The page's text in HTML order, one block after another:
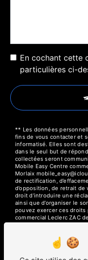
En cochant cette
particulières ci-
** Les données
fins de vous contacter et
informatisé. Elles sont
dans le seul but de
collectées seront
Mobile Easy Centre
Morlaix
de rectification,
d’opposition, de retrait
droit d’introduire une
ainsi que d’organiser le
pouvez exercer ces droits
commercial Leclerc ZAC
courrier électronique à
justificatif d'identité
vos données pendant la
durée de prescription
contentieux. Vous avez